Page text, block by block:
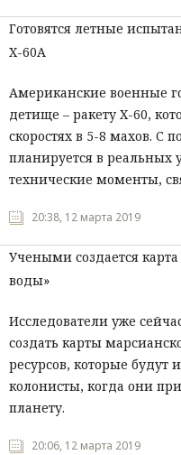
Готовятся летные
X-60A
Американские военные
детище – ракету Х-60,
скоростях в 5-8 махов. С
планируется в реальных
технические моменты,
20:38, 12 марта 2019
Учеными создается
воды»
Исследователи уже
создать карты
ресурсов, которые будут
колонисты, когда они
планету.
20:06, 12 марта 2019